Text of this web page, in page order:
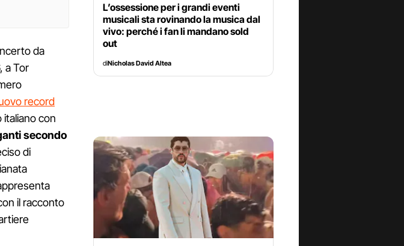
da
a Tor
record
con
secondo
di
il racconto
L’ossessione per i grandi eventi
musicali sta rovinando la musica dal
vivo: perché i fan li mandano sold
out
diNicholas David Altea